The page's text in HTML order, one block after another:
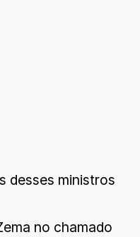
desses ministros
no chamado